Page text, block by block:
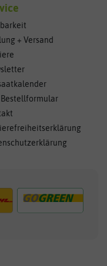
+ Versand
Bestellformular